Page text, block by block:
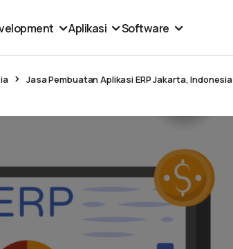
Aplikasi Software
Jasa Pembuatan Aplikasi ERP Jakarta, Indonesia